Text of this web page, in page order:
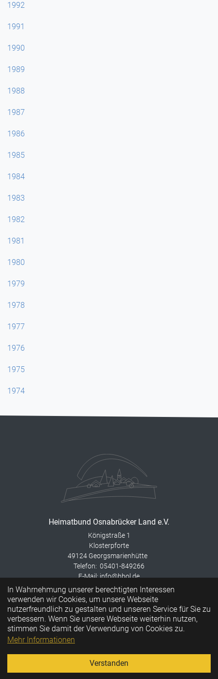
In Wahrnehmung unserer berechtigten Interessen
verwenden wir Cookies, um unsere Webseite
nutzerfreundlich zu gestalten und unseren Service für Sie zu
verbessern. Wenn Sie unsere Webseite weiterhin nutzen,
stimmen Sie damit der Verwendung von Cookies zu.
Mehr Informationen
Verstanden
1992
1991
1990
1989
1988
1987
1986
1985
1984
1983
1982
1981
1980
1979
1978
1977
1976
1975
1974
Heimatbund Osnabrücker Land e.V.
Königstraße 1
Klosterpforte
49124 Georgsmarienhütte
Telefon: 05401-849266
E-Mail: info@hbol.de
Instagram
Beitrittserklärung
Interessante Links
Sitemap
Datenschutz